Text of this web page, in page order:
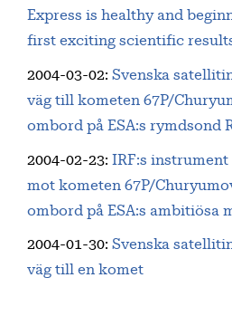
Express is healthy and
first exciting scientific
2004-03-02: Svenska
väg till kometen 67P/
ombord på ESA:s rymdsond
2004-02-23: IRF:s
mot kometen 67P/
ombord på ESA:s ambitiösa
2004-01-30: Svenska
väg till en komet